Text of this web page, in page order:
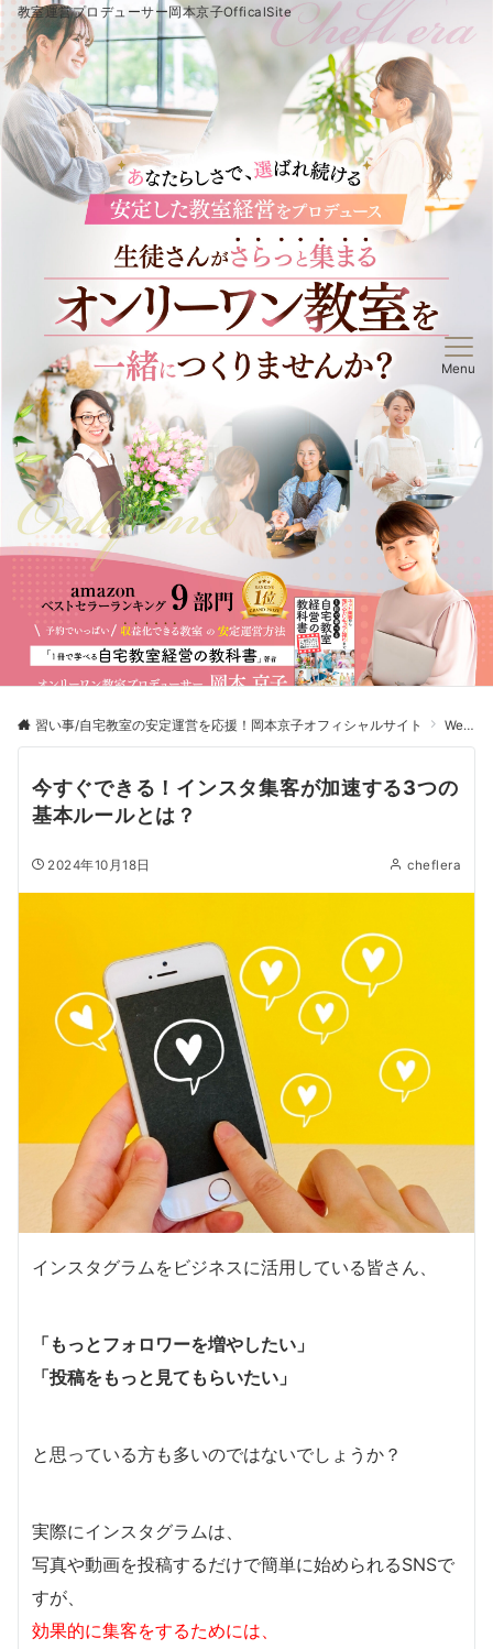
教室運営プロデューサー岡本京子OfficalSite
Menu
習い事/自宅教室の安定運営を応援！岡本京子オフィシャルサイト Web発信
今すぐできる！インスタ集客が加速する3つの
基本ルールとは？
2024年10月18日 cheflera
インスタグラムをビジネスに活用している皆さん、
「もっとフォロワーを増やしたい」
「投稿をもっと見てもらいたい」
と思っている方も多いのではないでしょうか？
実際にインスタグラムは、
写真や動画を投稿するだけで簡単に始められるSNSで
すが、
効果的に集客をするためには、